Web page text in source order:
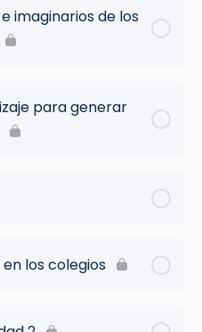
imaginarios de los
para generar
los colegios